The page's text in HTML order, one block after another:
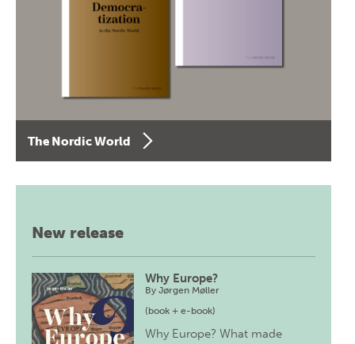
The Nordic World
New release
Why Europe?
ByJørgen Møller
(book + e-book)
Why Europe? What made